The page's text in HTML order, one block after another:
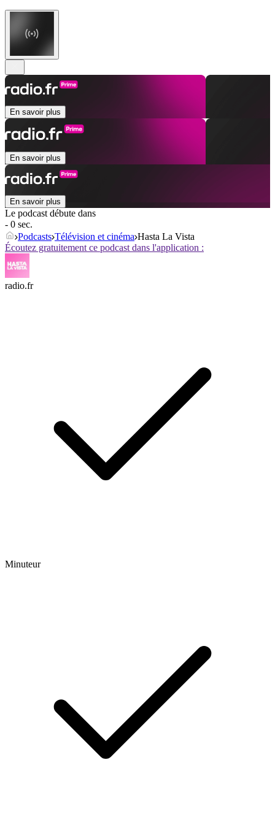
En savoir plus
En savoir plus
En savoir plus
Le podcast débute dans
- 0 sec.
Podcasts Télévision et cinéma Hasta La Vista
Écoutez gratuitement ce podcast dans l'application :
radio.fr
Minuteur